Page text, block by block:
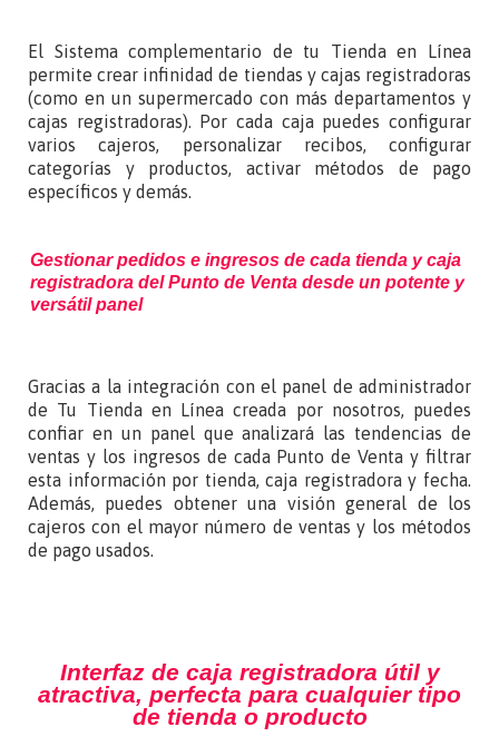
El Sistema complementario de tu Tienda en Línea
permite crear infinidad de tiendas y cajas registradoras
(como en un supermercado con más departamentos y
cajas registradoras). Por cada caja puedes configurar
varios cajeros, personalizar recibos, configurar
categorías y productos, activar métodos de pago
específicos y demás.
Gestionar pedidos e ingresos de cada tienda y caja
registradora del Punto de Venta desde un potente y
versátil panel
Gracias a la integración con el panel de administrador
de Tu Tienda en Línea creada por nosotros, puedes
confiar en un panel que analizará las tendencias de
ventas y los ingresos de cada Punto de Venta y filtrar
esta información por tienda, caja registradora y fecha.
Además, puedes obtener una visión general de los
cajeros con el mayor número de ventas y los métodos
de pago usados.
Interfaz de caja registradora útil y
atractiva, perfecta para cualquier tipo
de tienda o producto